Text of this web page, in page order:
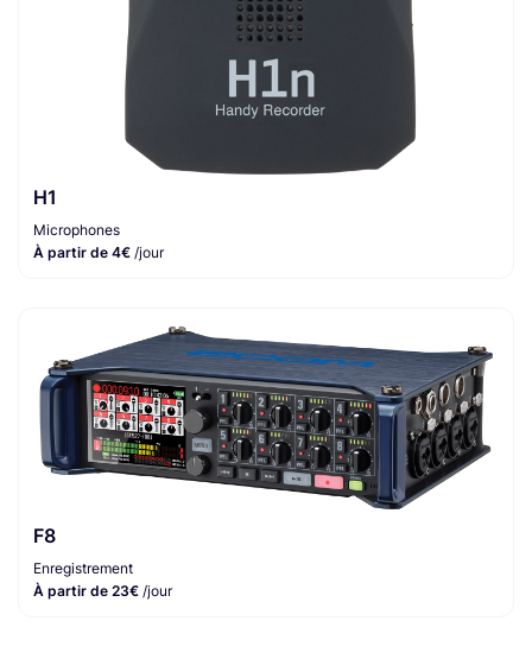
H1
Microphones
À partir de 4€ /jour
F8
Enregistrement
À partir de 23€ /jour